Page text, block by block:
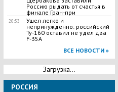
Россию рыдать от счастья в
финале Гран-при
20:53
​Ушел легко и
непринужденно: российский
Ту-160 оставил не удел два
F-35A
ВСЕ НОВОСТИ »
Загрузка...
РОССИЯ